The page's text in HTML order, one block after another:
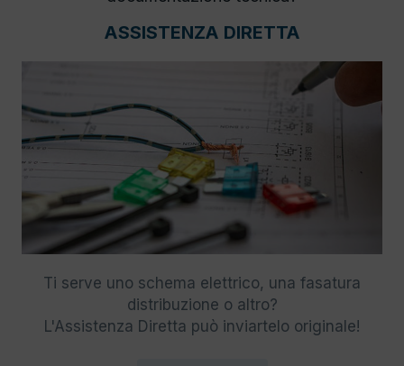
ASSISTENZA DIRETTA
Ti serve uno schema elettrico, una fasatura
distribuzione o altro?
L'Assistenza Diretta può inviartelo originale!